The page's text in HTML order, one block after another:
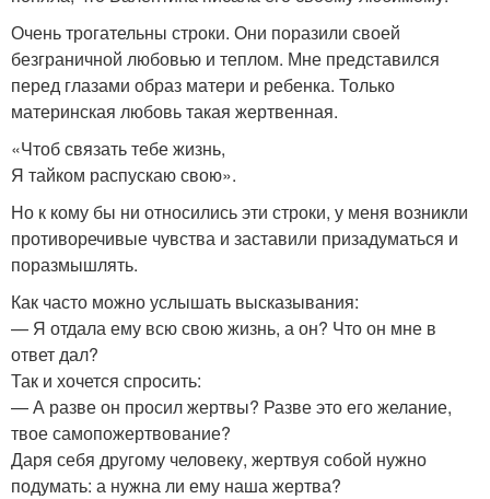
Очень трогательны строки. Они поразили своей
безграничной любовью и теплом. Мне представился
перед глазами образ матери и ребенка. Только
материнская любовь такая жертвенная.
«Чтоб связать тебе жизнь,
Я тайком распускаю свою».
Но к кому бы ни относились эти строки, у меня возникли
противоречивые чувства и заставили призадуматься и
поразмышлять.
Как часто можно услышать высказывания:
— Я отдала ему всю свою жизнь, а он? Что он мне в
ответ дал?
Так и хочется спросить:
— А разве он просил жертвы? Разве это его желание,
твое самопожертвование?
Даря себя другому человеку, жертвуя собой нужно
подумать: а нужна ли ему наша жертва?